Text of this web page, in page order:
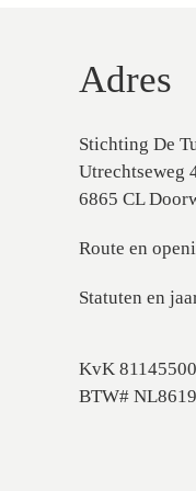
Adres
Stichting De
Utrechtseweg
6865 CL
Route en
Statuten en
KvK 81145500
BTW#